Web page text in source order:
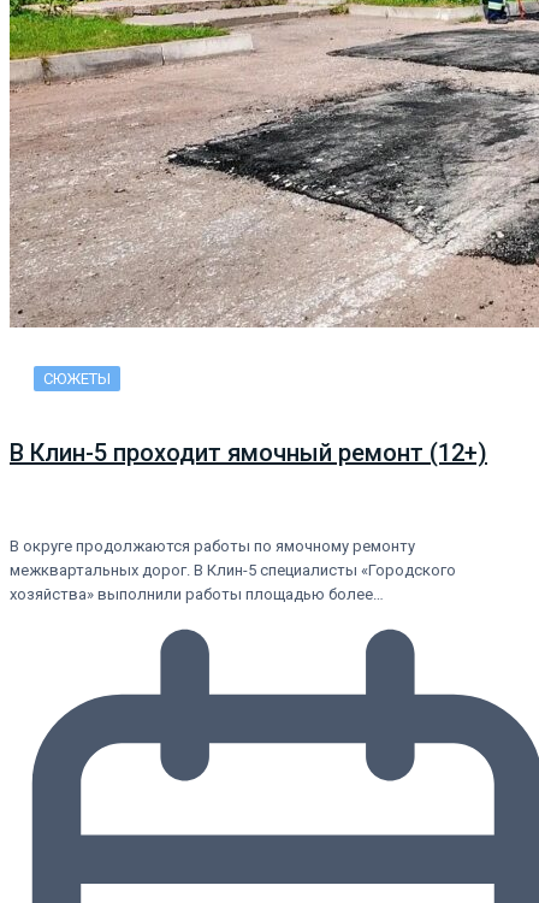
СЮЖЕТЫ
В Клин-5 проходит ямочный ремонт (12+)
В округе продолжаются работы по ямочному ремонту
межквартальных дорог. В Клин-5 специалисты «Городского
хозяйства» выполнили работы площадью более…